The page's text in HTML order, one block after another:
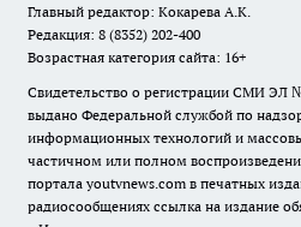
Главный редактор: Кокарева А.К.
Редакция: 8 (8352) 202-400
Возрастная категория сайта: 16+
Свидетельство о регистрации СМИ ЭЛ №
выдано Федеральной службой по
информационных технологий и
частичном или полном
портала youtvnews.com в печатных
радиосообщениях ссылка на издание